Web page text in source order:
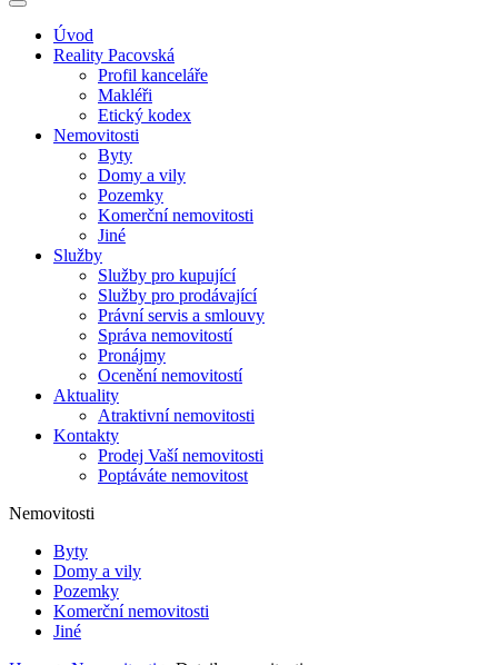
Úvod
Reality Pacovská
Profil kanceláře
Makléři
Etický kodex
Nemovitosti
Byty
Domy a vily
Pozemky
Komerční nemovitosti
Jiné
Služby
Služby pro kupující
Služby pro prodávající
Právní servis a smlouvy
Správa nemovitostí
Pronájmy
Ocenění nemovitostí
Aktuality
Atraktivní nemovitosti
Kontakty
Prodej Vaší nemovitosti
Poptáváte nemovitost
Nemovitosti
Byty
Domy a vily
Pozemky
Komerční nemovitosti
Jiné